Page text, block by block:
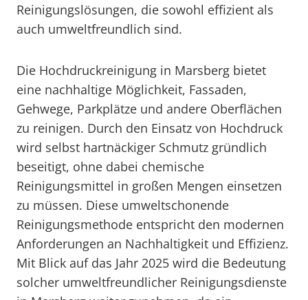
Reinigungslösungen, die sowohl effizient als
auch umweltfreundlich sind.
Die Hochdruckreinigung in Marsberg bietet
eine nachhaltige Möglichkeit, Fassaden,
Gehwege, Parkplätze und andere Oberflächen
zu reinigen. Durch den Einsatz von Hochdruck
wird selbst hartnäckiger Schmutz gründlich
beseitigt, ohne dabei chemische
Reinigungsmittel in großen Mengen einsetzen
zu müssen. Diese umweltschonende
Reinigungsmethode entspricht den modernen
Anforderungen an Nachhaltigkeit und Effizienz.
Mit Blick auf das Jahr 2025 wird die Bedeutung
solcher umweltfreundlicher Reinigungsdienste